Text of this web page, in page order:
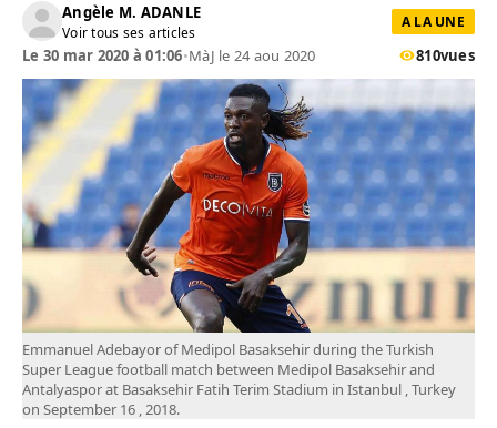
Angèle M. ADANLE
Voir tous ses articles
A LA UNE
Le 30 mar 2020 à 01:06•MàJ le 24 aou 2020 810vues
Emmanuel Adebayor of Medipol Basaksehir during the Turkish
Super League football match between Medipol Basaksehir and
Antalyaspor at Basaksehir Fatih Terim Stadium in Istanbul , Turkey
on September 16 , 2018.